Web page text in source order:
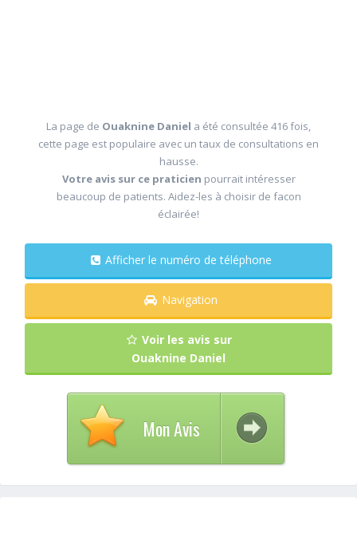
La page de Ouaknine Daniel a été consultée 416 fois,
cette page est populaire avec un taux de consultations en
hausse.
Votre avis sur ce praticien pourrait intéresser
beaucoup de patients. Aidez-les à choisir de facon
éclairée!
Afficher le numéro de téléphone
Navigation
Voir les avis sur
Ouaknine Daniel
Mon Avis